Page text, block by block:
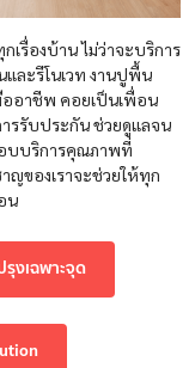
รื่องบ้าน ไม่ว่าจะบริการ
ละรีโนเวท งานปูพื้น
ออาชีพ คอยเป็นเพื่อน
รรับประกัน ช่วยดูแลจน
อบบริการคุณภาพที่
ญของเราจะช่วยให้ทุก
น
งเฉพาะจุด